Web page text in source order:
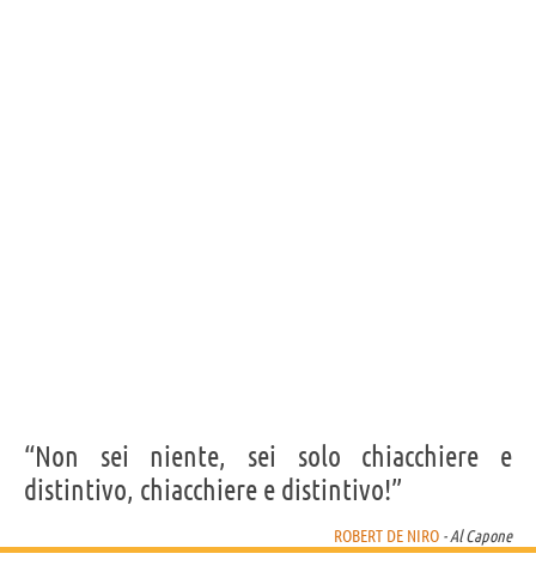
“Non sei niente, sei solo chiacchiere e
distintivo, chiacchiere e distintivo!”
ROBERT DE NIRO - Al Capone